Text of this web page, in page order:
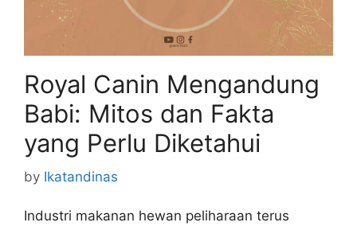
Royal Canin Mengandung
Babi: Mitos dan Fakta
yang Perlu Diketahui
by Ikatandinas
Industri makanan hewan peliharaan terus